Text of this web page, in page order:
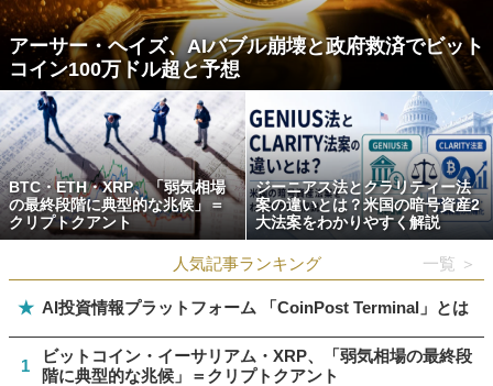
アーサー・ヘイズ、AIバブル崩壊と政府救済でビット
コイン100万ドル超と予想
BTC・ETH・XRP、「弱気相場
の最終段階に典型的な兆候」＝
クリプトクアント
ジーニアス法とクラリティー法
案の違いとは？米国の暗号資産2
大法案をわかりやすく解説
人気記事ランキング 一覧 ＞
★ AI投資情報プラットフォーム 「CoinPost Terminal」とは
1
ビットコイン・イーサリアム・XRP、「弱気相場の最終段
階に典型的な兆候」＝クリプトクアント